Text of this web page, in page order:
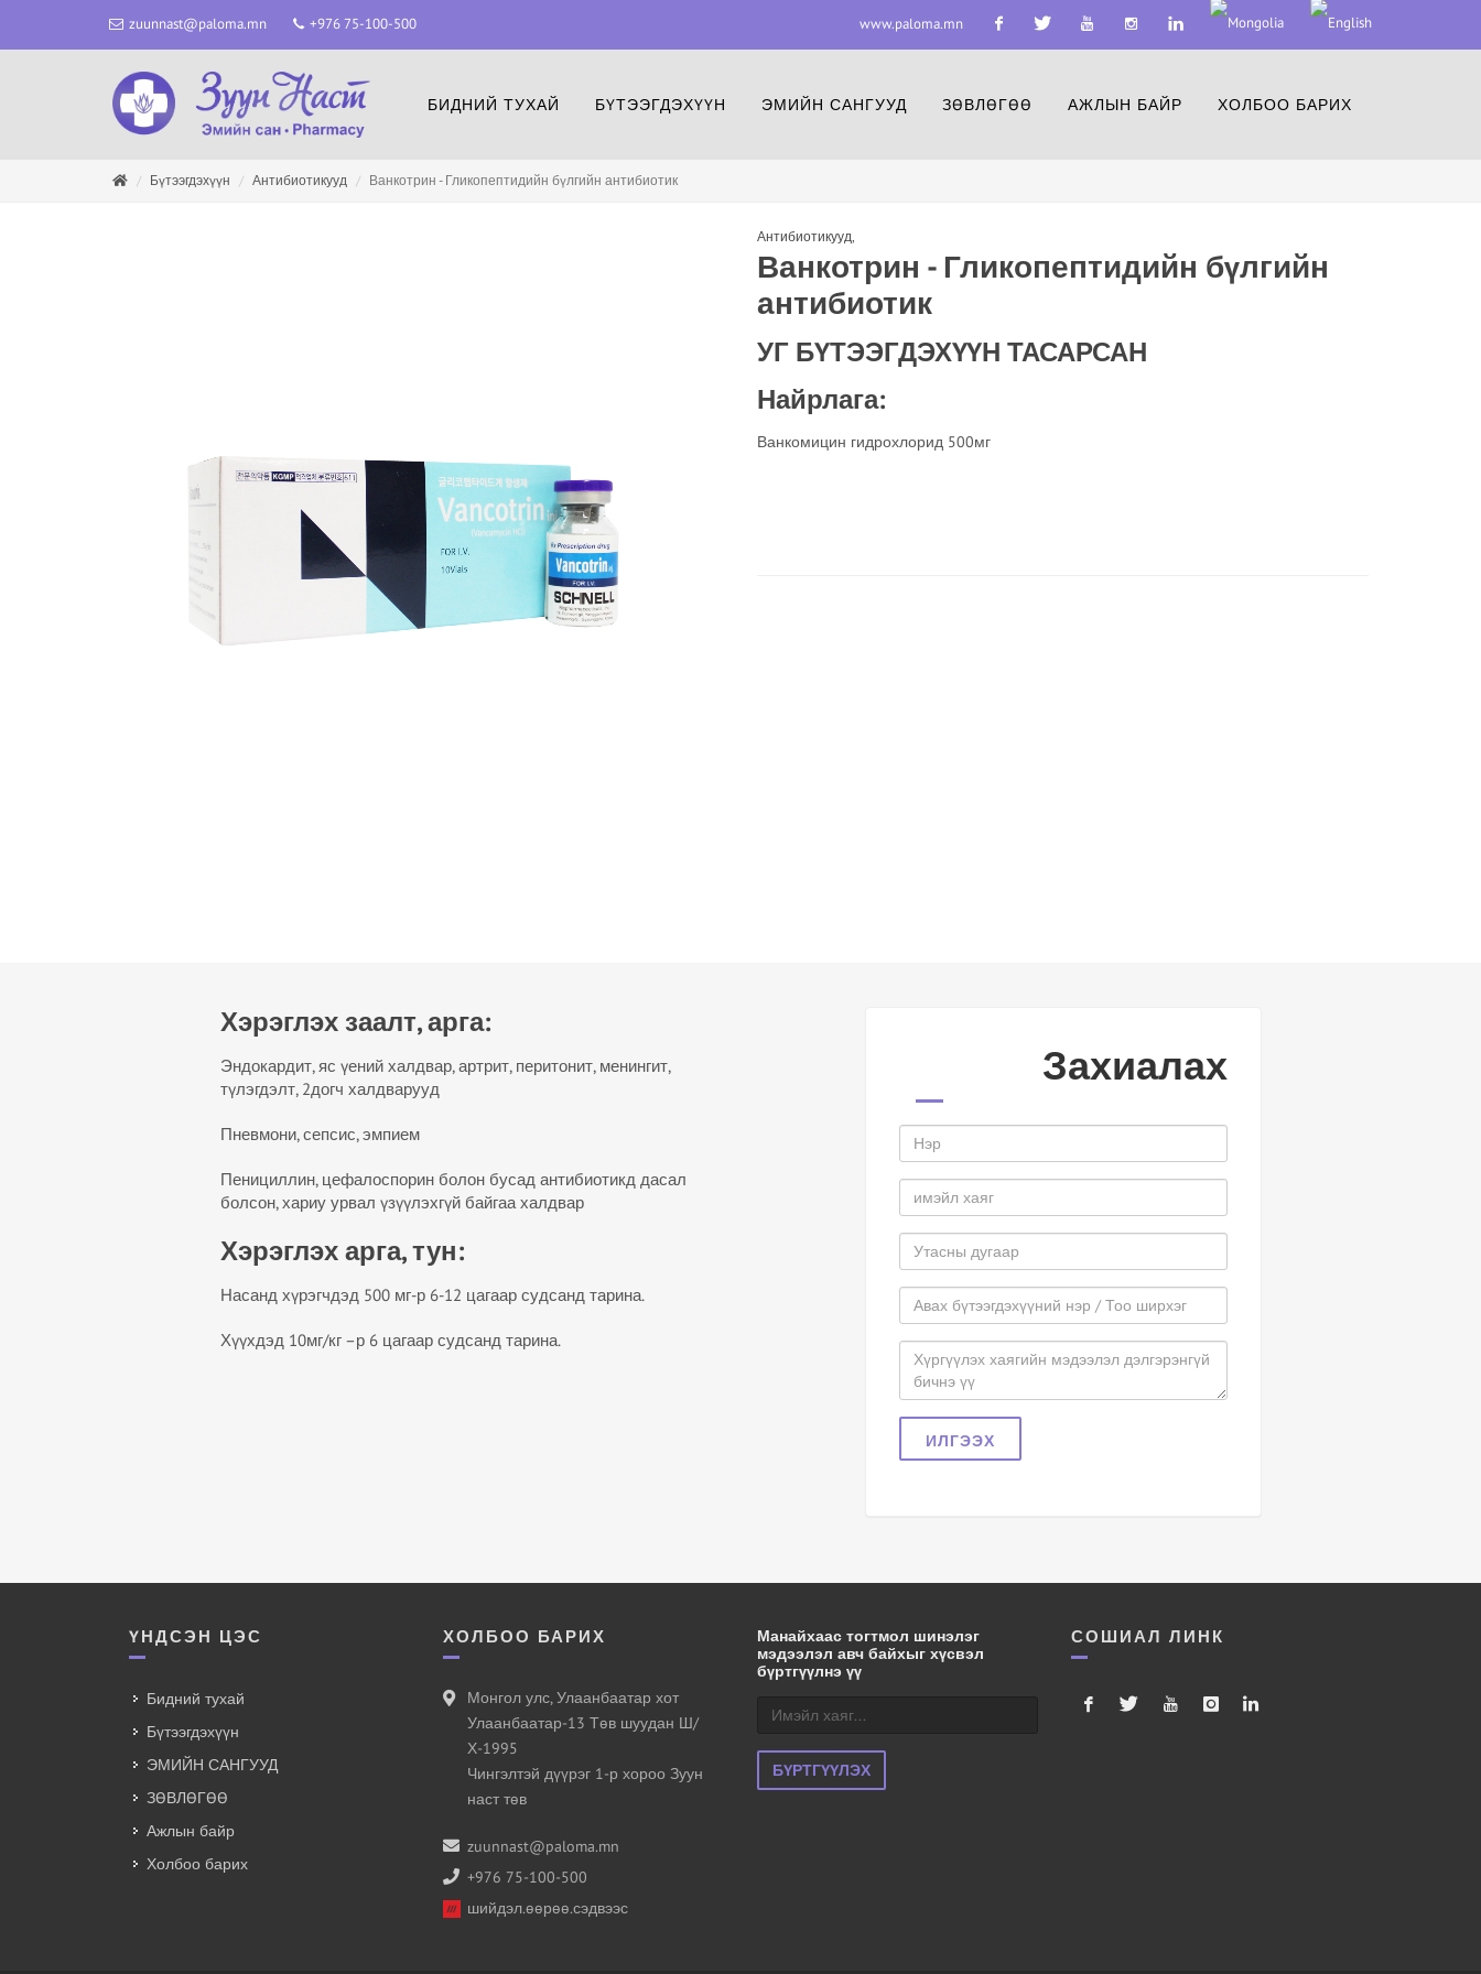
zuunnast@paloma.mn +976 75-100-500 www.paloma.mn
БИДНИЙ ТУХАЙ БҮТЭЭГДЭХҮҮН ЭМИЙН САНГУУД ЗӨВЛӨГӨӨ АЖЛЫН БАЙР ХОЛБОО БАРИХ
Бүтээгдэхүүн Антибиотикууд Ванкотрин - Гликопептидийн бүлгийн антибиотик
Антибиотикууд,
Ванкотрин - Гликопептидийн бүлгийн
антибиотик
УГ БҮТЭЭГДЭХҮҮН ТАСАРСАН
Найрлага:
Ванкомицин гидрохлорид 500мг
Хэрэглэх заалт, арга:
Эндокардит, яс үений халдвар, артрит, перитонит, менингит,
түлэгдэлт, 2догч халдварууд
Пневмони, сепсис, эмпием
Пенициллин, цефалоспорин болон бусад антибиотикд дасал
болсон, хариу урвал үзүүлэхгүй байгаа халдвар
Хэрэглэх арга, тун:
Насанд хүрэгчдэд 500 мг-р 6-12 цагаар судсанд тарина.
Хүүхдэд 10мг/кг –р 6 цагаар судсанд тарина.
Захиалах
ИЛГЭЭХ
ҮНДСЭН ЦЭС
Бидний тухай
Бүтээгдэхүүн
ЭМИЙН САНГУУД
ЗӨВЛӨГӨӨ
Ажлын байр
Холбоо барих
ХОЛБОО БАРИХ
Монгол улс, Улаанбаатар хот
Улаанбаатар-13 Төв шуудан Ш/
Х-1995
Чингэлтэй дүүрэг 1-р хороо Зуун
наст төв
zuunnast@paloma.mn
+976 75-100-500
шийдэл.өөрөө.сэдвээс
Манайхаас тогтмол шинэлэг
мэдээлэл авч байхыг хүсвэл
бүртгүүлнэ үү
БҮРТГҮҮЛЭХ
СОШИАЛ ЛИНК